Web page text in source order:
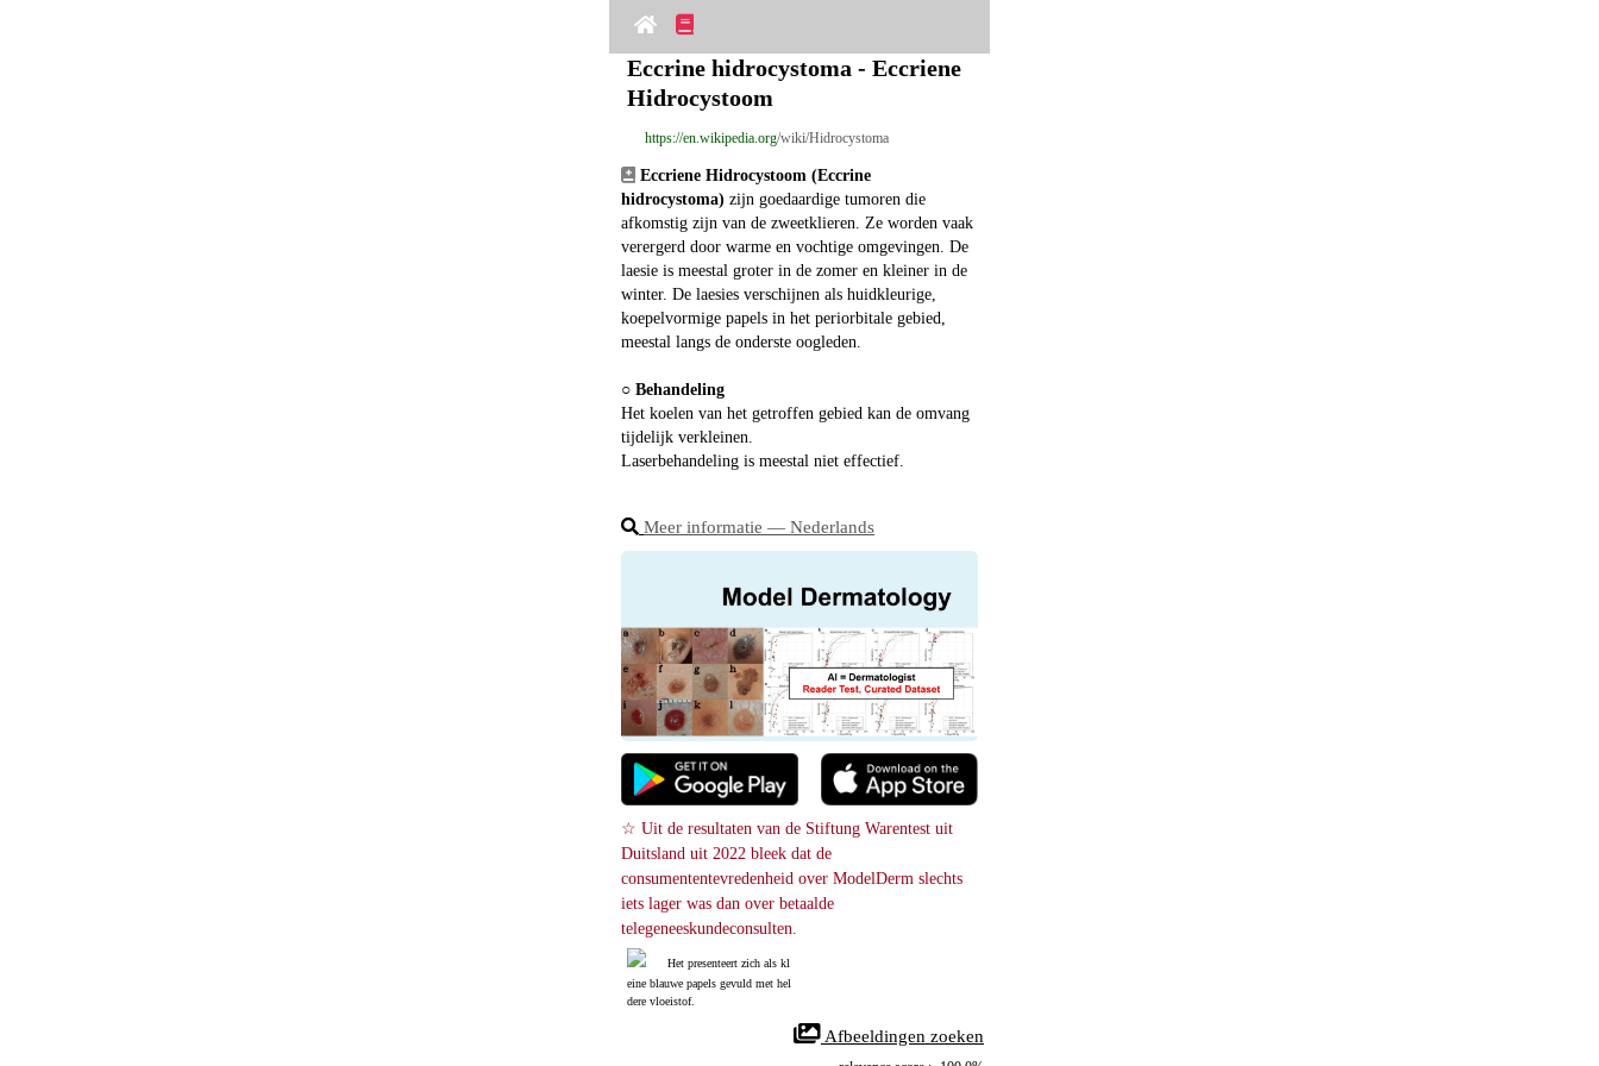
Eccrine hidrocystoma - Eccriene
Hidrocystoom
https://en.wikipedia.org/wiki/Hidrocystoma
Eccriene Hidrocystoom (Eccrine
hidrocystoma) zijn goedaardige tumoren die
afkomstig zijn van de zweetklieren. Ze worden vaak
verergerd door warme en vochtige omgevingen. De
laesie is meestal groter in de zomer en kleiner in de
winter. De laesies verschijnen als huidkleurige,
koepelvormige papels in het periorbitale gebied,
meestal langs de onderste oogleden.
○ Behandeling
Het koelen van het getroffen gebied kan de omvang
tijdelijk verkleinen.
Laserbehandeling is meestal niet effectief.
Meer informatie ― Nederlands
☆ Uit de resultaten van de Stiftung Warentest uit
Duitsland uit 2022 bleek dat de
consumententevredenheid over ModelDerm slechts
iets lager was dan over betaalde
telegeneeskundeconsulten.
Het presenteert zich als kl
eine blauwe papels gevuld met hel
dere vloeistof.
Afbeeldingen zoeken